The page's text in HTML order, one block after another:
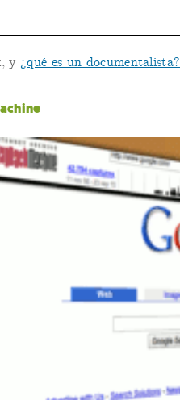
y ¿qué es un documentalista?